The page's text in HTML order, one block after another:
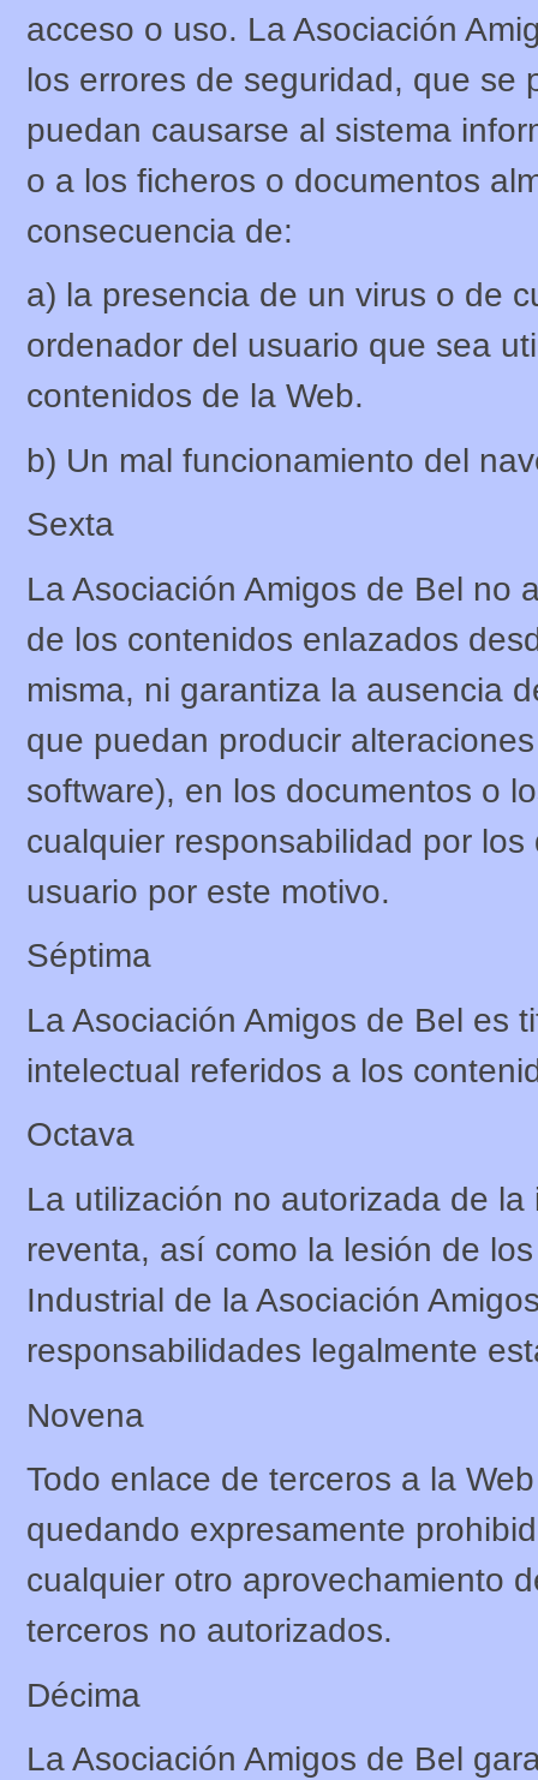
acceso o uso. La Asociación
los errores de seguridad, que se
puedan causarse al sistema
o a los ficheros o documentos
consecuencia de:
a) la presencia de un virus o de
ordenador del usuario que sea
contenidos de la Web.
b) Un mal funcionamiento del
Sexta
La Asociación Amigos de Bel no
de los contenidos enlazados
misma, ni garantiza la ausencia
que puedan producir
software), en los documentos o
cualquier responsabilidad por
usuario por este motivo.
Séptima
La Asociación Amigos de Bel es
intelectual referidos a los
Octava
La utilización no autorizada de
reventa, así como la lesión de
Industrial de la Asociación
responsabilidades legalmente
Novena
Todo enlace de terceros a la
quedando expresamente
cualquier otro aprovechamiento
terceros no autorizados.
Décima
La Asociación Amigos de Bel